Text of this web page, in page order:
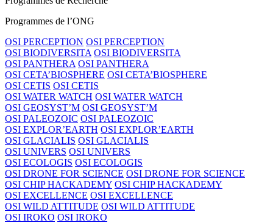
Programmes de l’ONG
OSI PERCEPTION OSI PERCEPTION
OSI BIODIVERSITA OSI BIODIVERSITA
OSI PANTHERA OSI PANTHERA
OSI CETA’BIOSPHERE OSI CETA’BIOSPHERE
OSI CETIS OSI CETIS
OSI WATER WATCH OSI WATER WATCH
OSI GEOSYST’M OSI GEOSYST’M
OSI PALEOZOIC OSI PALEOZOIC
OSI EXPLOR’EARTH OSI EXPLOR’EARTH
OSI GLACIALIS OSI GLACIALIS
OSI UNIVERS OSI UNIVERS
OSI ECOLOGIS OSI ECOLOGIS
OSI DRONE FOR SCIENCE OSI DRONE FOR SCIENCE
OSI CHIP HACKADEMY OSI CHIP HACKADEMY
OSI EXCELLENCE OSI EXCELLENCE
OSI WILD ATTITUDE OSI WILD ATTITUDE
OSI IROKO OSI IROKO